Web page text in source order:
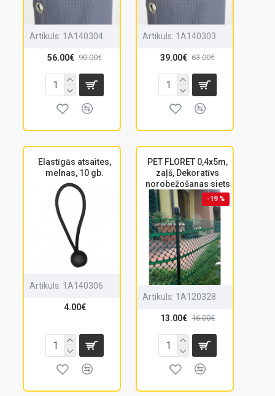
Artikuls: 1A140304
56.00€ 90.00€
Artikuls: 1A140303
39.00€ 63.00€
Elastīgās atsaites,
melnas, 10 gb.
Artikuls: 1A140306
4.00€
PET FLORET 0,4x5m,
zaļš, Dekoratīvs
norobežošanas siets
-19 %
Artikuls: 1A120328
13.00€ 16.00€